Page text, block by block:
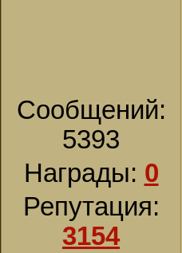
Сообщений:
5393
Награды: 0
Репутация:
3154